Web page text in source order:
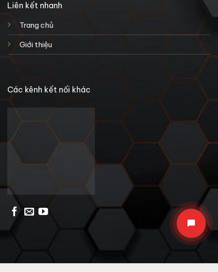
Liên kết nhanh
Trang chủ
Giới thiệu
Các kênh kết nối khác